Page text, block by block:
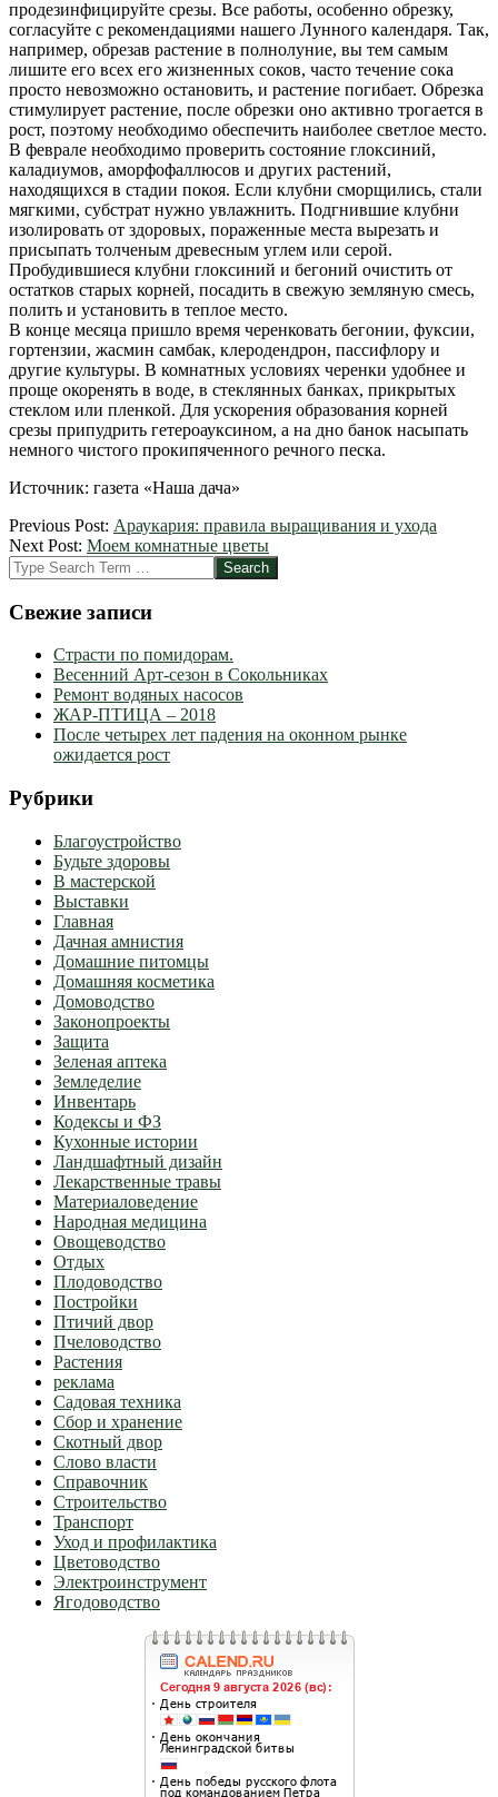
продезинфицируйте срезы. Все работы, особенно обрезку,
согласуйте с рекомендациями нашего Лунного календаря. Так,
например, обрезав растение в полнолуние, вы тем самым
лишите его всех его жизненных соков, часто течение сока
просто невозможно остановить, и растение погибает. Обрезка
стимулирует растение, после обрезки оно активно трогается в
рост, поэтому необходимо обеспечить наиболее светлое место.
В феврале необходимо проверить состояние глоксиний,
каладиумов, аморфофаллюсов и других растений,
находящихся в стадии покоя. Если клубни сморщились, стали
мягкими, субстрат нужно увлажнить. Подгнившие клубни
изолировать от здоровых, пораженные места вырезать и
присыпать толченым древесным углем или серой.
Пробудившиеся клубни глоксиний и бегоний очистить от
остатков старых корней, посадить в свежую земляную смесь,
полить и установить в теплое место.
В конце месяца пришло время черенковать бегонии, фуксии,
гортензии, жасмин самбак, клеродендрон, пассифлору и
другие культуры. В комнатных условиях черенки удобнее и
проще окоренять в воде, в стеклянных банках, прикрытых
стеклом или пленкой. Для ускорения образования корней
срезы припудрить гетероауксином, а на дно банок насыпать
немного чистого прокипяченного речного песка.
Источник: газета «Наша дача»
2012-
03-
15
Previous Post: Араукария: правила выращивания и ухода
Next Post: Моем комнатные цветы
Search
Свежие записи
Страсти по помидорам.
Весенний Арт-сезон в Сокольниках
Ремонт водяных насосов
ЖАР-ПТИЦА – 2018
После четырех лет падения на оконном рынке
ожидается рост
Рубрики
Благоустройство
Будьте здоровы
В мастерской
Выставки
Главная
Дачная амнистия
Домашние питомцы
Домашняя косметика
Домоводство
Законопроекты
Защита
Зеленая аптека
Земледелие
Инвентарь
Кодексы и ФЗ
Кухонные истории
Ландшафтный дизайн
Лекарственные травы
Материаловедение
Народная медицина
Овощеводство
Отдых
Плодоводство
Постройки
Птичий двор
Пчеловодство
Растения
реклама
Садовая техника
Сбор и хранение
Скотный двор
Слово власти
Справочник
Строительство
Транспорт
Уход и профилактика
Цветоводство
Электроинструмент
Ягодоводство